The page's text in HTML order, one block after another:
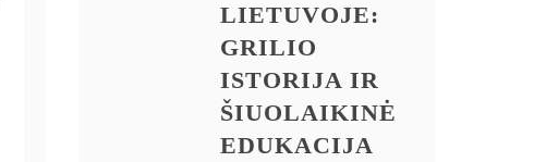
LIETUVOJE:
GRILIO
ISTORIJA IR
ŠIUOLAIKINĖ
EDUKACIJA